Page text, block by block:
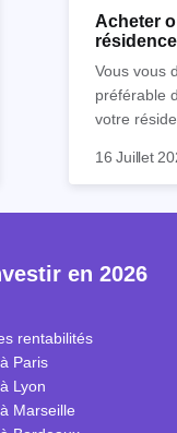
Acheter
Vous vous
préférable
votre
pour
la règle
secondes
fenêtres"
sécuriser
16 Juillet
en 2026
rentabilités
Paris
Lyon
Marseille